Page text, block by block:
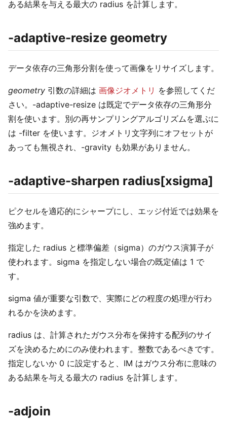
ある結果を与える最大の radius を計算します。
-adaptive-resize geometry
データ依存の三角形分割を使って画像をリサイズします。
geometry 引数の詳細は 画像ジオメトリ を参照してくだ
さい。-adaptive-resize は既定でデータ依存の三角形分
割を使います。別の再サンプリングアルゴリズムを選ぶに
は -filter を使います。ジオメトリ文字列にオフセットが
あっても無視され、-gravity も効果がありません。
-adaptive-sharpen radius[xsigma]
ピクセルを適応的にシャープにし、エッジ付近では効果を
強めます。
指定した radius と標準偏差（sigma）のガウス演算子が
使われます。sigma を指定しない場合の既定値は 1 で
す。
sigma 値が重要な引数で、実際にどの程度の処理が行わ
れるかを決めます。
radius は、計算されたガウス分布を保持する配列のサイ
ズを決めるためにのみ使われます。整数であるべきです。
指定しないか 0 に設定すると、IM はガウス分布に意味の
ある結果を与える最大の radius を計算します。
-adjoin